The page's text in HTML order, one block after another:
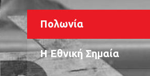
Πολωνία
Η Εθνική Σημαία